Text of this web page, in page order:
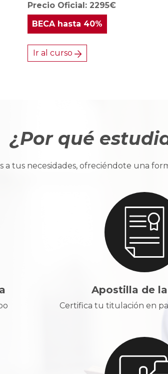
Precio Oficial: 2295€
BECAhasta 40%
Ir al curso
¿Por qué
a tus necesidades, ofreciéndote una
Apostilla de
Certifica tu titulación en